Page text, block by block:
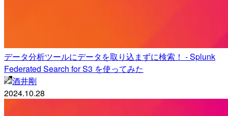
データ分析ツールにデータを取り込まずに検索！ - Splunk
Federated Search for S3 を使ってみた
酒井剛
2024.10.28